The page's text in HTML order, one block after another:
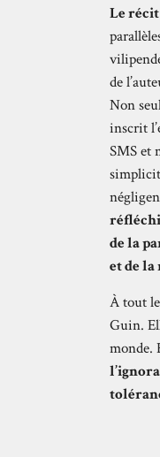
Le
de
Non
inscrit
SMS et
de la
et de la
À tout
Guin.
monde.